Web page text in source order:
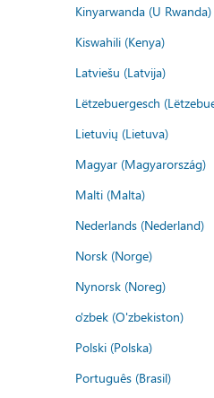
Kinyarwanda (U Rwanda)
Kiswahili (Kenya)
Latviešu (Latvija)
Lëtzebuergesch
Lietuvių (Lietuva)
Magyar (Magyarország)
Malti (Malta)
Nederlands (Nederland)
Norsk (Norge)
Nynorsk (Noreg)
o'zbek (O'zbekiston)
Polski (Polska)
Português (Brasil)